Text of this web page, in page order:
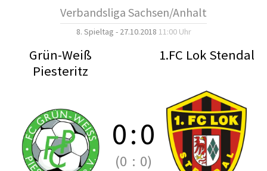
Verbandsliga Sachsen/Anhalt
8. Spieltag - 27.10.2018 11:00 Uhr
Grün-Weiß
Piesteritz
1.FC Lok Stendal
0:0
(0 : 0)